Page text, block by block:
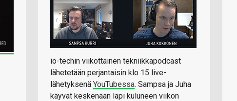
io-techin viikottainen tekniikkapodcast
lähetetään perjantaisin klo 15 live-
lähetyksenä YouTubessa. Sampsa ja Juha
käyvät keskenään läpi kuluneen viikon